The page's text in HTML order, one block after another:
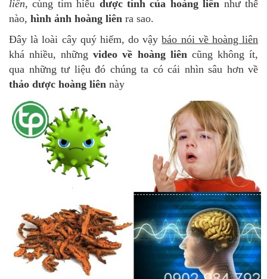
liên, cùng tìm hiểu dược tính của hoàng liên như thế
nào, hình ảnh hoàng liên ra sao.
Đây là loài cây quý hiếm, do vậybáo nói về hoàng liên
khá nhiều, nhữngvideo về hoàng liêncũng không ít,
qua những tư liệu đó chúng ta có cái nhìn sâu hơn về
thảo dược hoàng liên này